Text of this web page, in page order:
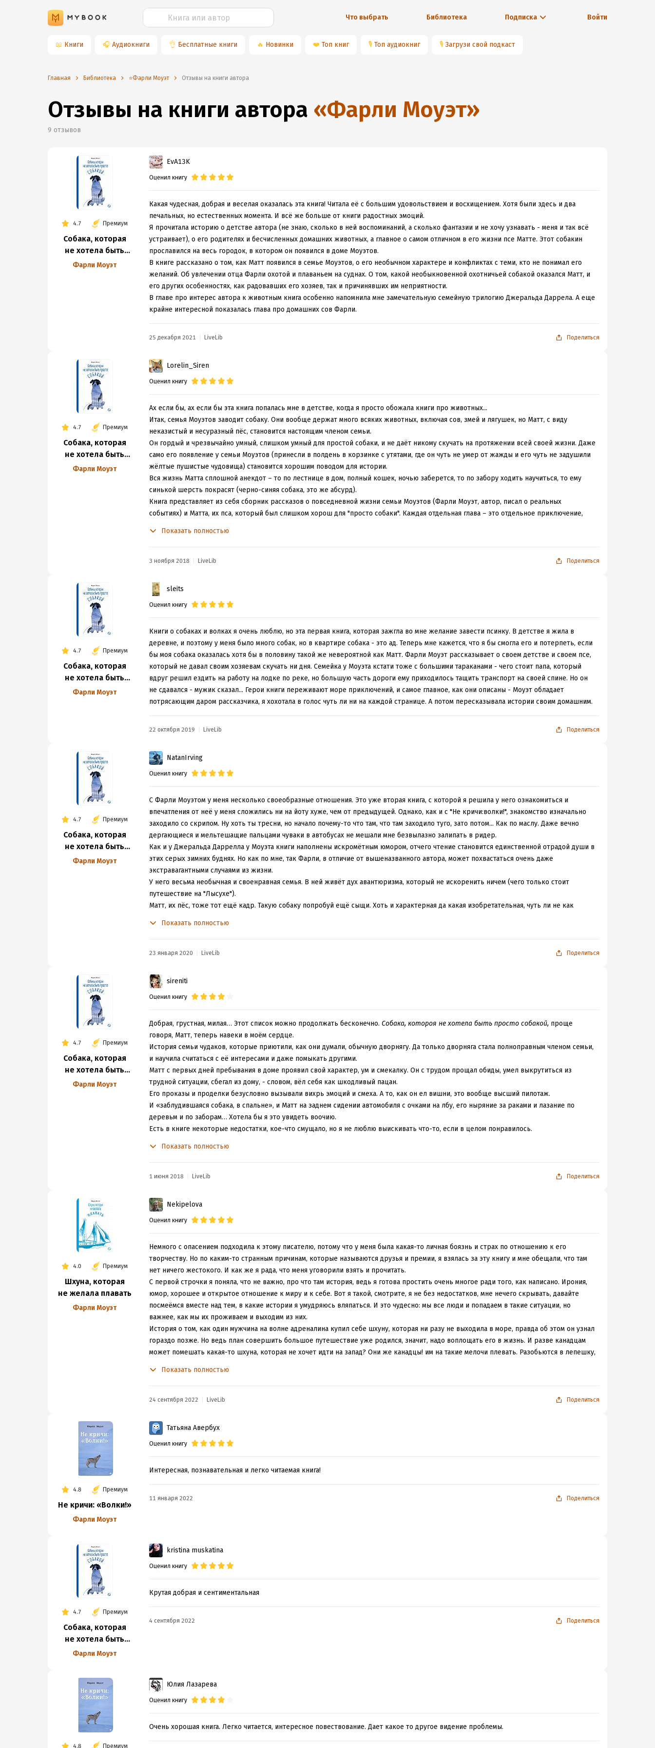
Что выбрать Библиотека Подписка Войти
📖 Книги 🎧 Аудиокниги 👌 Бесплатные книги 🔥 Новинки ❤️ Топ книг 🎙 Топ аудиокниг 🎙 Загрузи свой подкаст
Главная Библиотека ⭐️Фарли Моуэт Отзывы на книги автора
Отзывы на книги автора «Фарли Моуэт»
9 отзывов
4.7 Премиум
Собака, которая
не хотела быть
просто собакой
Фарли Моуэт
EvA13K
Оценил книгу
Какая чудесная, добрая и веселая оказалась эта книга! Читала её с большим удовольствием и восхищением. Хотя были здесь и два
печальных, но естественных момента. И всё же больше от книги радостных эмоций.
Я прочитала историю о детстве автора (не знаю, сколько в ней воспоминаний, а сколько фантазии и не хочу узнавать - меня и так всё
устраивает), о его родителях и бесчисленных домашних животных, а главное о самом отличном в его жизни псе Матте. Этот собакин
прославился на весь городок, в котором он появился в доме Моуэтов.
В книге рассказано о том, как Матт появился в семье Моуэтов, о его необычном характере и конфликтах с теми, кто не понимал его
желаний. Об увлечении отца Фарли охотой и плаваньем на суднах. О том, какой необыкновенной охотничьей собакой оказался Матт, и
его других особенностях, как радовавших его хозяев, так и причинявших им неприятности.
В главе про интерес автора к животным книга особенно напомнила мне замечательную семейную трилогию Джеральда Даррела. А еще
крайне интересной показалась глава про домашних сов Фарли.
25 декабря 2021 LiveLib Поделиться
4.7 Премиум
Собака, которая
не хотела быть
просто собакой
Фарли Моуэт
Lorelin_Siren
Оценил книгу
Ах если бы, ах если бы эта книга попалась мне в детстве, когда я просто обожала книги про животных...
Итак, семья Моуэтов заводит собаку. Они вообще держат много всяких животных, включая сов, змей и лягушек, но Матт, с виду
неказистый и несуразный пёс, становится настоящим членом семьи.
Он гордый и чрезвычайно умный, слишком умный для простой собаки, и не даёт никому скучать на протяжении всей своей жизни. Даже
само его появление у семьи Моуэтов (принесли в полдень в корзинке с утятами, где он чуть не умер от жажды и его чуть не задушили
жёлтые пушистые чудовища) становится хорошим поводом для истории.
Вся жизнь Матта сплошной анекдот – то по лестнице в дом, полный кошек, ночью заберется, то по забору ходить научиться, то ему
синькой шерсть покрасят (черно-синяя собака, это же абсурд).
Книга представляет из себя сборник рассказов о повседневной жизни семьи Моуэтов (Фарли Моуэт, автор, писал о реальных
событиях) и Матта, их пса, который был слишком хорош для "просто собаки". Каждая отдельная глава – это отдельное приключение,
охватывает всю жизнь Матта, до самой смерти, так что надо быть готовыми к печальному концу полюбившегося четвероногого героя
отношение к прирученным животным. Автор-ребенок крайне увлечен животными, и в будущем это увлечение осталось с ним на всю
жизнь. Его семья живёт в сельской местности, много путешествует и переселяется с места на место. Он может изучать поведение
животных в дикой природе, например сидеть на дереве и наблюдать за гнездом сов. А ещё ему позволяют приносить домой любых
опасное развлечение).
Но забрать совёнка из гнезда, просто потому что тот ему понравился? И потом, когда закономерно наступит время очередного
переезда, просто отдать уже взрослую сову, благодаря ему же неприспособленную к жизни в дикой природе, знакомому фермеру с
рассуждениями, что "всё так, как и должно быть, это правильный поступок"? Для любителя природы это жестоко.
Показать полностью
3 ноября 2018 LiveLib Поделиться
4.7 Премиум
Собака, которая
не хотела быть
просто собакой
Фарли Моуэт
sleits
Оценил книгу
Книги о собаках и волках я очень люблю, но эта первая книга, которая зажгла во мне желание завести псинку. В детстве я жила в
деревне, и поэтому у меня было много собак, но в квартире собака - это ад. Теперь мне кажется, что я бы смогла его и потерпеть, если
бы моя собака оказалась хотя бы в половину такой же невероятной как Матт. Фарли Моуэт рассказывает о своем детстве и своем псе,
который не давал своим хозяевам скучать ни дня. Семейка у Моуэта кстати тоже с большими тараканами - чего стоит папа, который
вдруг решил ездить на работу на лодке по реке, но большую часть дороги ему приходилось тащить транспорт на своей спине. Но он
не сдавался - мужик сказал... Герои книги переживают море приключений, и самое главное, как они описаны - Моуэт обладает
потрясающим даром рассказчика, я хохотала в голос чуть ли ни на каждой странице. А потом пересказывала истории своим домашним.
22 октября 2019 LiveLib Поделиться
4.7 Премиум
Собака, которая
не хотела быть
просто собакой
Фарли Моуэт
NatanIrving
Оценил книгу
С Фарли Моуэтом у меня несколько своеобразные отношения. Это уже вторая книга, с которой я решила у него ознакомиться и
впечатления от неё у меня сложились ни на йоту хуже, чем от предыдущей. Однако, как и с "Не кричи:волки!", знакомство изначально
заходило со скрипом. Ну хоть ты тресни, но начало почему-то что там, что там заходило туго, зато потом... Как по маслу. Даже вечно
дергающиеся и мельтешащие пальцами чуваки в автобусах не мешали мне безвылазно залипать в ридер.
Как и у Джеральда Даррелла у Моуэта книги наполнены искромётным юмором, отчего чтение становится единственной отрадой души в
этих серых зимних буднях. Но как по мне, так Фарли, в отличие от вышеназванного автора, может похвастаться очень даже
экстравагантными случаями из жизни.
У него весьма необычная и своенравная семья. В ней живёт дух авантюризма, который не искоренить ничем (чего только стоит
путешествие на "Лысухе").
Матт, их пёс, тоже тот ещё кадр. Такую собаку попробуй ещё сыщи. Хоть и характерная да какая изобретательная, чуть ли не как
знаменитое произведение автора. Она даже более смешная, чем вышеназванная. Обязательно к ознакомлению! Вот просто
Показать полностью
23 января 2020 LiveLib Поделиться
4.7 Премиум
Собака, которая
не хотела быть
просто собакой
Фарли Моуэт
sireniti
Оценил книгу
Добрая, грустная, милая… Этот список можно продолжать бесконечно. Собака, котороя не хотела быть просто собакой, проще
говоря, Матт, теперь навеки в моём сердце.
История семьи чудаков, которые приютили, как они думали, обычную дворнягу. Да только дворняга стала полноправным членом семьи,
и научила считаться с её интересами и даже помыкать другими.
Матт с первых дней пребывания в доме проявил свой характер, ум и смекалку. Он с трудом прощал обиды, умел выкрутиться из
трудной ситуации, сбегал из дому, - словом, вёл себя как шкодливый пацан.
Его проказы и проделки безусловно вызывали вихрь эмоций и смеха. А то, как он ел вишни, это вообще высший пилотаж.
И «заблудившаяся собака, в спальне», и Матт на заднем сидении автомобиля с очками на лбу, его ныряние за раками и лазание по
деревьм и по заборам… Хотела бы я это увидеть воочию.
Есть в книге некоторые недостатки, кое-что смущало, но я не люблю выискивать что-то, если в целом понравилось.
Показать полностью
1 июня 2018 LiveLib Поделиться
4.0 Премиум
Шхуна, которая
не желала плавать
Фарли Моуэт
Nekipelova
Оценил книгу
Немного с опасением подходила к этому писателю, потому что у меня была какая-то личная боязнь и страх по отношению к его
творчеству. Но по каким-то странным причинам, которые называются друзья и премии, я взялась за эту книгу и мне обещали, что там
нет ничего жестокого. И как же я рада, что меня уговорили взять и прочитать.
С первой строчки я поняла, что не важно, про что там история, ведь я готова простить очень многое ради того, как написано. Ирония,
юмор, хорошее и открытое отношение к миру и к себе. Вот я такой, смотрите, я не без недостатков, мне нечего скрывать, давайте
посмеёмся вместе над тем, в какие истории я умудряюсь вляпаться. И это чудесно: мы все люди и попадаем в такие ситуации, но
важнее, как мы их проживаем и выходим из них.
История о том, как один мужчина на волне адреналина купил себе шхуну, которая ни разу не выходила в море, правда об этом он узнал
гораздо позже. Но ведь план совершить большое путешествие уже родился, значит, надо воплощать его в жизнь. И разве канадцам
может помешать какая-то шхуна, которая не хочет идти на запад? Они же канадцы! им на такие мелочи плевать. Разобьются в лепешку,
автора из текста и стукнуть по голове! Хорошо, что он это понял и решил исправиться. Вот какие нехорошие мальчики! Доверяй им,
А, если серьезно, то приключений будет много, а еще больше знакомств и отзывчивых людей. И местами это было так душевно, что
верилось, что есть еще хорошие люди, которые готовы помочь. И это именно та литература, которую я люблю: юмор, ирония, люди,
готовые сделать невозможное и надежда, которая помогает им всё преодолеть.
Показать полностью
24 сентября 2022 LiveLib Поделиться
4.8 Премиум
Не кричи: «Волки!»
Фарли Моуэт
Татьяна Авербух
Оценил книгу
Интересная, познавательная и легко читаемая книга!
11 января 2022 Поделиться
4.7 Премиум
Собака, которая
не хотела быть
просто собакой
Фарли Моуэт
kristina muskatina
Оценил книгу
Крутая добрая и сентиментальная
4 сентября 2022 Поделиться
4.8 Премиум
Юлия Лазарева
Оценил книгу
Очень хорошая книга. Легко читается, интересное повествование. Дает какое то другое видение проблемы.